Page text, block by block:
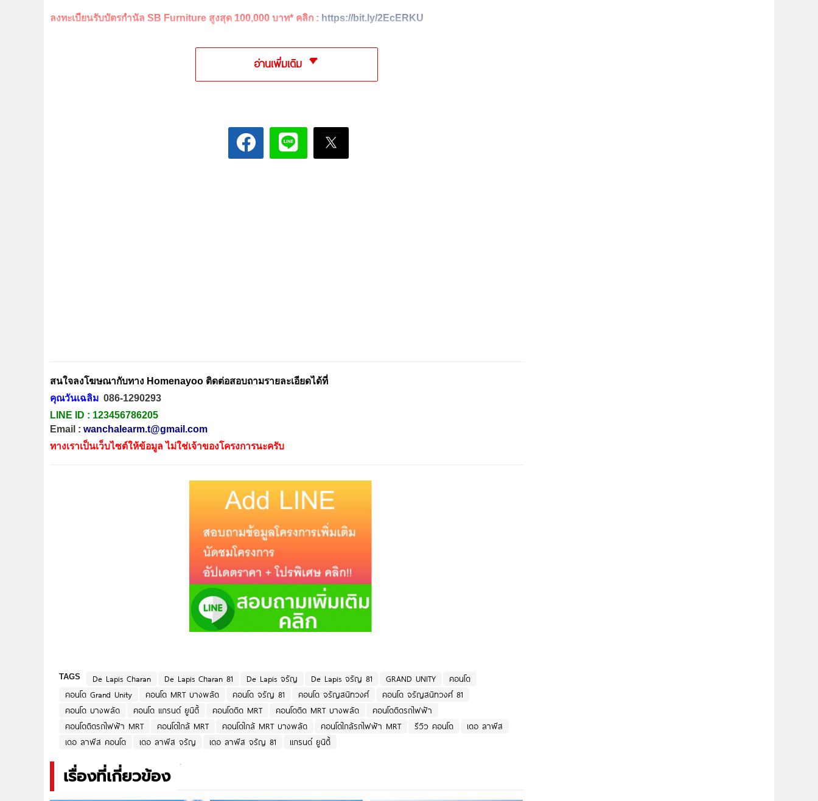
ลงทะเบียนรับบัตรกำนัล SB Furniture สูงสุด 100,000 บาท* คลิก : https://bit.ly/2EcERKU
อ่านเพิ่มเติม
สนใจลงโฆษณากับทาง Homenayoo ติดต่อสอบถามรายละเอียดได้ที่
คุณวันเฉลิม 086-1290293
LINE ID : 123456786205
Email : wanchalearm.t@gmail.com
ทางเราเป็นเว็บไซต์ให้ข้อมูล ไม่ใช่เจ้าของโครงการนะครับ
TAGS De Lapis Charan De Lapis Charan 81 De Lapis จรัญ De Lapis จรัญ 81 GRAND UNITY
คอนโด
คอนโด Grand Unity
คอนโด MRT บางพลัด คอนโด จรัญ 81 คอนโด จรัญสนิทวงศ์
คอนโด จรัญสนิทวงศ์ 81
คอนโด บางพลัด
คอนโด แกรนด์ ยูนิตี้ คอนโดติด MRT คอนโดติด MRT บางพลัด
คอนโดติดรถไฟฟ้า
คอนโดติดรถไฟฟ้า MRT
คอนโดใกล้ MRT คอนโดใกล้ MRT บางพลัด คอนโดใกล้รถไฟฟ้า MRT รีวิว คอนโด
เดอ ลาพีส
เดอ ลาพีส คอนโด
เดอ ลาพีส จรัญ เดอ ลาพีส จรัญ 81 แกรนด์ ยูนิตี้
เรื่องที่เกี่ยวข้อง